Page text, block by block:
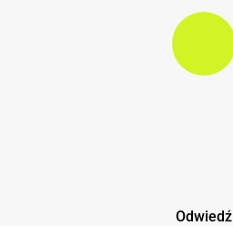
Play Video
Odwiedź